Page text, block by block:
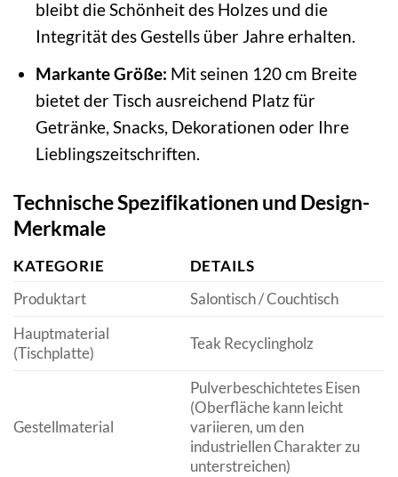
bleibt die Schönheit des Holzes und die
Integrität des Gestells über Jahre erhalten.
Markante Größe: Mit seinen 120 cm Breite
bietet der Tisch ausreichend Platz für
Getränke, Snacks, Dekorationen oder Ihre
Lieblingszeitschriften.
Technische Spezifikationen und Design-
Merkmale
KATEGORIE
DETAILS
Produktart
Salontisch / Couchtisch
Hauptmaterial
(Tischplatte)
Teak Recyclingholz
Gestellmaterial
Pulverbeschichtetes Eisen
(Oberfläche kann leicht
variieren, um den
industriellen Charakter zu
unterstreichen)